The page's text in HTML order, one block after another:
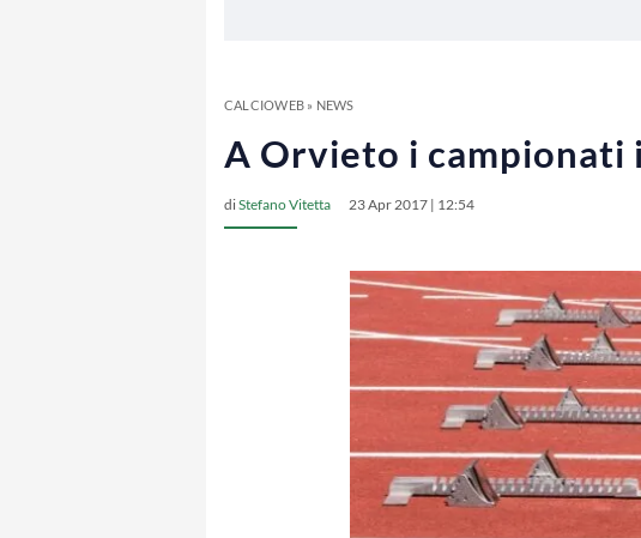
CALCIOWEB» NEWS
A Orvieto i campionati
diStefano Vitetta 23 Apr 2017 | 12:54